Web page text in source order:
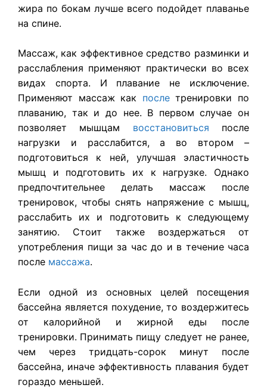
жира по бокам лучше всего подойдет плаванье
на спине.
Массаж, как эффективное средство разминки и
расслабления применяют практически во всех
видах спорта. И плавание не исключение.
Применяют массаж как послетренировки по
плаванию, так и до нее. В первом случае он
позволяет мышцам восстановиться после
нагрузки и расслабится, а во втором –
подготовиться к ней, улучшая эластичность
мышц и подготовить их к нагрузке. Однако
предпочтительнее делать массаж после
тренировок, чтобы снять напряжение с мышц,
расслабить их и подготовить к следующему
занятию. Стоит также воздержаться от
употребления пищи за час до и в течение часа
после массажа.
Если одной из основных целей посещения
бассейна является похудение, то воздержитесь
от калорийной и жирной еды после
тренировки. Принимать пищу следует не ранее,
чем через тридцать-сорок минут после
бассейна, иначе эффективность плавания будет
гораздо меньшей.